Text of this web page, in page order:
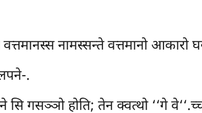
नामस्सन्ते वत्तमानो आकारो
.
गसञ्ञो होति; तेन क्वत्थो ‘‘गे